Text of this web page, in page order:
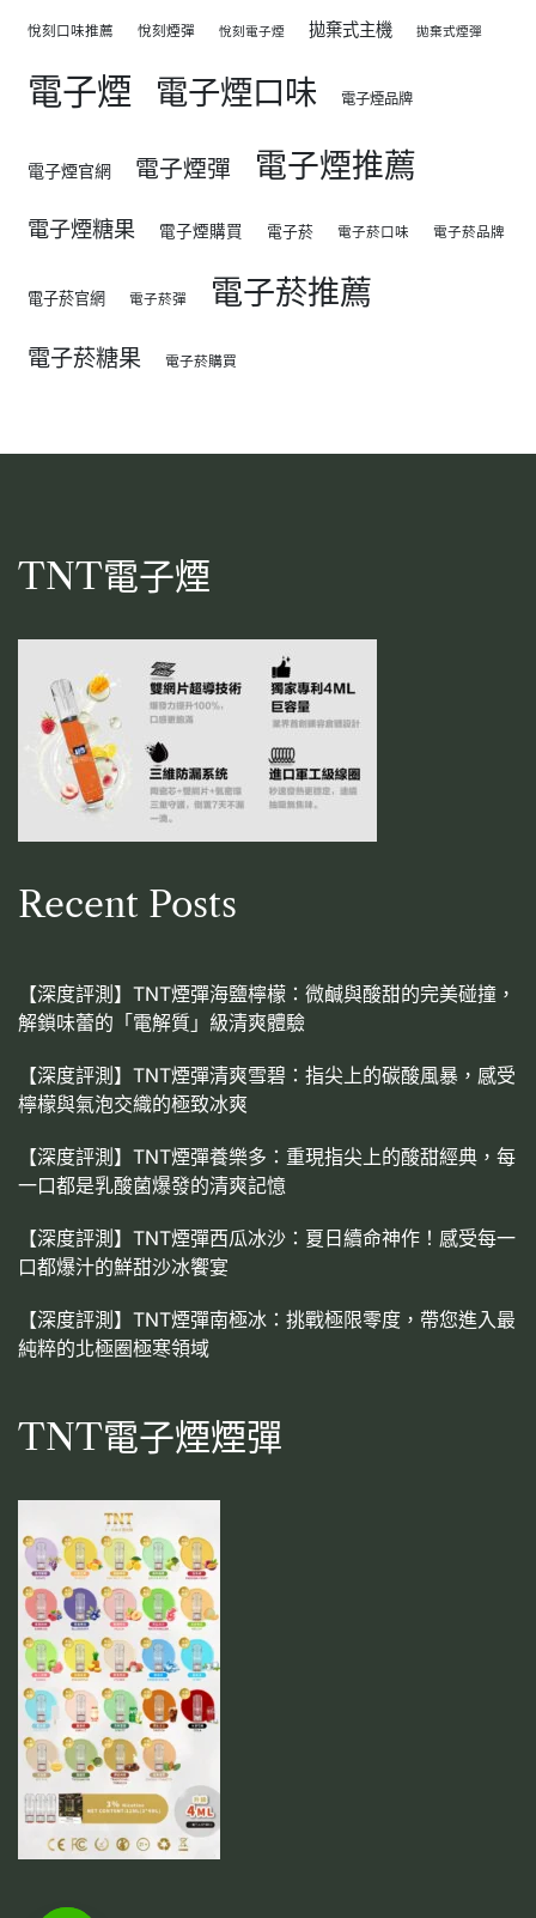
悅刻口味推薦 悅刻煙彈 悅刻電子煙 拋棄式主機 拋棄式煙彈
電子煙 電子煙口味 電子煙品牌
電子煙官網 電子煙彈 電子煙推薦
電子煙糖果 電子煙購買 電子菸 電子菸口味 電子菸品牌
電子菸官網 電子菸彈 電子菸推薦
電子菸糖果 電子菸購買
TNT電子煙
Recent Posts
【深度評測】TNT煙彈海鹽檸檬：微鹹與酸甜的完美碰撞，
解鎖味蕾的「電解質」級清爽體驗
【深度評測】TNT煙彈清爽雪碧：指尖上的碳酸風暴，感受
檸檬與氣泡交織的極致冰爽
【深度評測】TNT煙彈養樂多：重現指尖上的酸甜經典，每
一口都是乳酸菌爆發的清爽記憶
【深度評測】TNT煙彈西瓜冰沙：夏日續命神作！感受每一
口都爆汁的鮮甜沙冰饗宴
【深度評測】TNT煙彈南極冰：挑戰極限零度，帶您進入最
純粹的北極圈極寒領域
TNT電子煙煙彈